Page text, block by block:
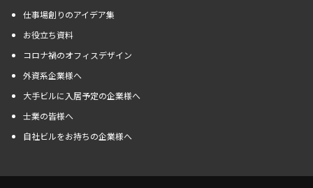
仕事場創りのアイデア集
お役立ち資料
コロナ禍のオフィスデザイン
外資系企業様へ
大手ビルに入居予定の企業様へ
士業の皆様へ
自社ビルをお持ちの企業様へ